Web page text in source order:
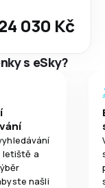
030 Kč
s eSky?
letiště a
našli